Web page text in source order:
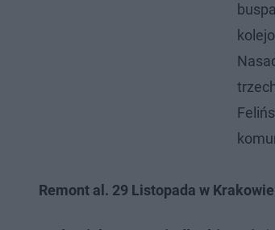
Remont al. 29 Listopada w